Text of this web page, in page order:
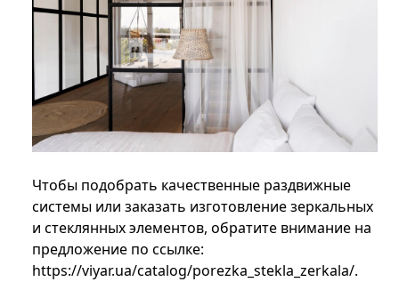
Чтобы подобрать качественные раздвижные
системы или заказать изготовление зеркальных
и стеклянных элементов, обратите внимание на
предложение по ссылке:
httрs://viyar.ua/catalog/porezka_stekla_zerkala/.